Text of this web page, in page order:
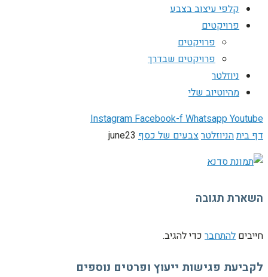
קלפי עיצוב בצבע
פרויקטים
פרויקטים
פרויקטים שבדרך
ניוזלטר
מהיוטיוב שלי
InstagramFacebook-fWhatsappYoutube
דף ביתהניוזלטרצבעים של כסף june23
השארת תגובה
חייבים להתחבר כדי להגיב.
לקביעת פגישות ייעוץ ופרטים נוספים